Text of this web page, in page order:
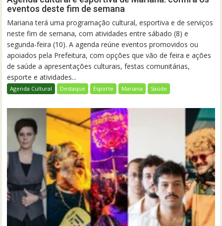
eventos deste fim de semana
Mariana terá uma programação cultural, esportiva e de serviços
neste fim de semana, com atividades entre sábado (8) e
segunda-feira (10). A agenda reúne eventos promovidos ou
apoiados pela Prefeitura, com opções que vão de feira e ações
de saúde a apresentações culturais, festas comunitárias,
esporte e atividades...
Agenda Cultural Destaque Esporte Mariana Saúde